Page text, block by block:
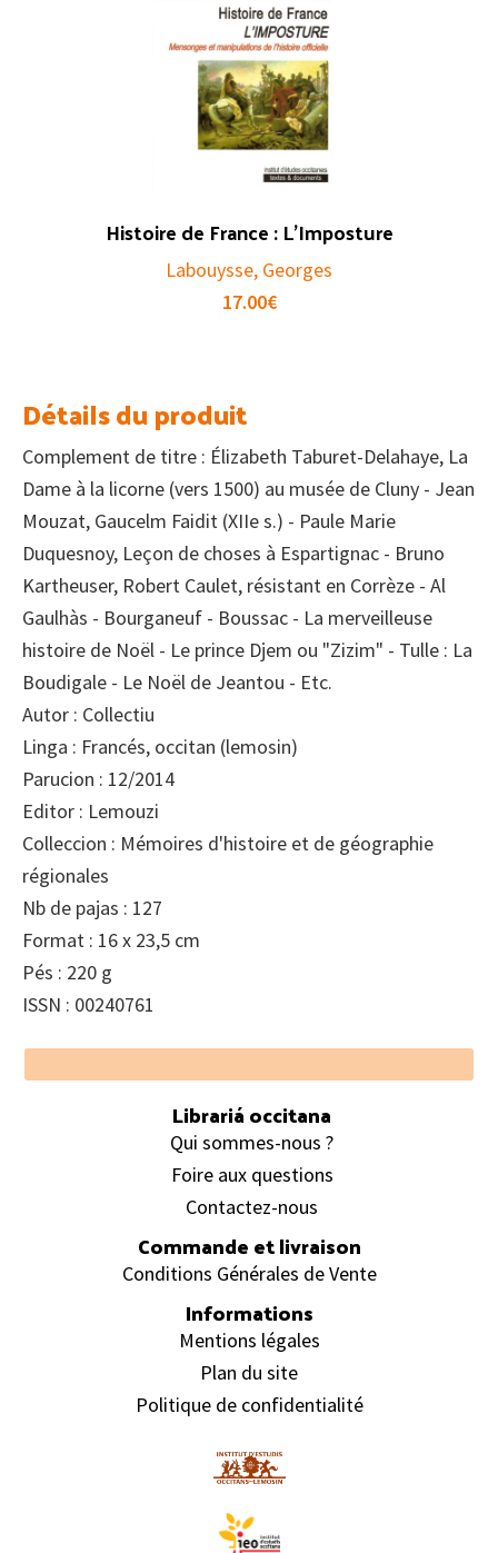
Histoire de France : L’Imposture
Labouysse, Georges
17.00€
Détails du produit
Complement de titre : Élizabeth Taburet-Delahaye, La
Dame à la licorne (vers 1500) au musée de Cluny - Jean
Mouzat, Gaucelm Faidit (XIIe s.) - Paule Marie
Duquesnoy, Leçon de choses à Espartignac - Bruno
Kartheuser, Robert Caulet, résistant en Corrèze - Al
Gaulhàs - Bourganeuf - Boussac - La merveilleuse
histoire de Noël - Le prince Djem ou "Zizim" - Tulle : La
Boudigale - Le Noël de Jeantou - Etc.
Autor : Collectiu
Linga : Francés, occitan (lemosin)
Parucion : 12/2014
Editor : Lemouzi
Colleccion : Mémoires d'histoire et de géographie
régionales
Nb de pajas : 127
Format : 16 x 23,5 cm
Pés : 220 g
ISSN : 00240761
Footer
Librariá occitana
Qui sommes-nous ?
Foire aux questions
Contactez-nous
Commande et livraison
Conditions Générales de Vente
Informations
Mentions légales
Plan du site
Politique de confidentialité